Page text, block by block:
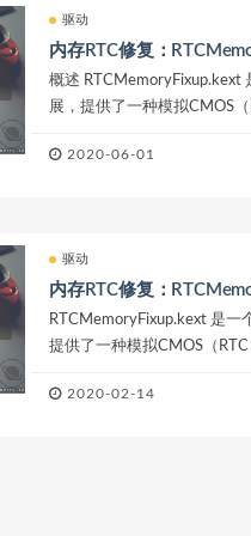
驱动
内存RTC修复：
概述 RTCMemoryFixup.kext
展，提供了一种模拟CMOS
2020-06-01
驱动
内存RTC修复：
RTCMemoryFixup.kext 是一
提供了一种模拟CMOS（
2020-02-14